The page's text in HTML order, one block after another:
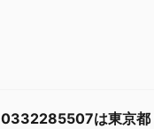
0332285507は東京都